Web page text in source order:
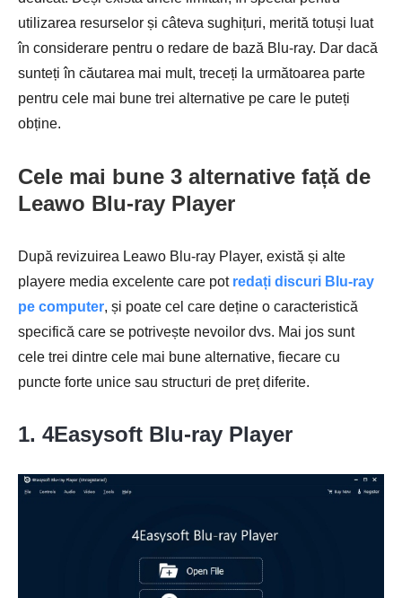
utilizarea resurselor și câteva sughițuri, merită totuși luat
în considerare pentru o redare de bază Blu-ray. Dar dacă
sunteți în căutarea mai mult, treceți la următoarea parte
pentru cele mai bune trei alternative pe care le puteți
obține.
Cele mai bune 3 alternative față de
Leawo Blu-ray Player
După revizuirea Leawo Blu-ray Player, există și alte
playere media excelente care pot redați discuri Blu-ray
pe computer, și poate cel care deține o caracteristică
specifică care se potrivește nevoilor dvs. Mai jos sunt
cele trei dintre cele mai bune alternative, fiecare cu
puncte forte unice sau structuri de preț diferite.
1. 4Easysoft Blu-ray Player